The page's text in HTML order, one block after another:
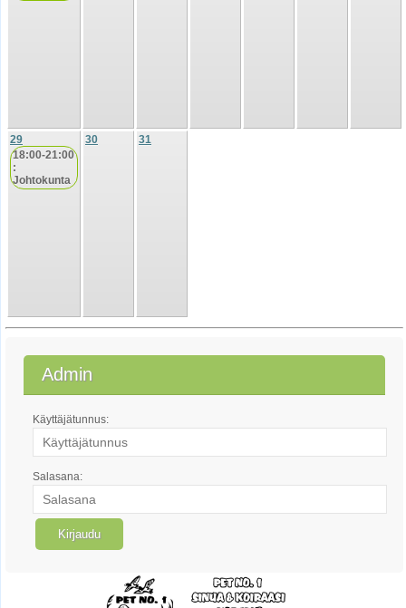
29
18:00-21:00
:
Johtokunta
30 31
Admin
Käyttäjätunnus:
Salasana: